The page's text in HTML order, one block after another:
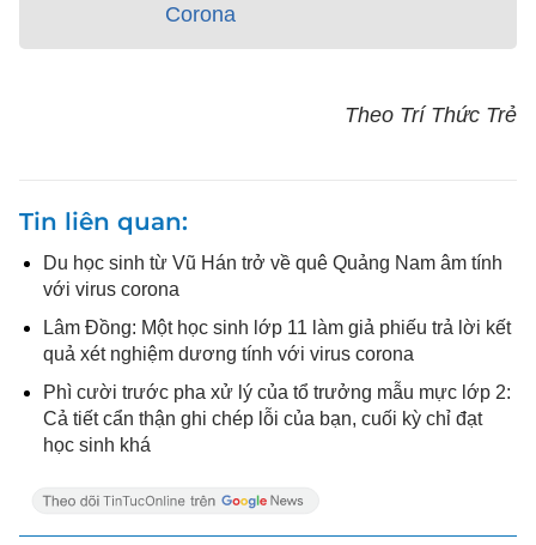
Corona
Theo Trí Thức Trẻ
Tin liên quan
Du học sinh từ Vũ Hán trở về quê Quảng Nam âm tính
với virus corona
Lâm Đồng: Một học sinh lớp 11 làm giả phiếu trả lời kết
quả xét nghiệm dương tính với virus corona
Phì cười trước pha xử lý của tổ trưởng mẫu mực lớp 2:
Cả tiết cẩn thận ghi chép lỗi của bạn, cuối kỳ chỉ đạt
học sinh khá